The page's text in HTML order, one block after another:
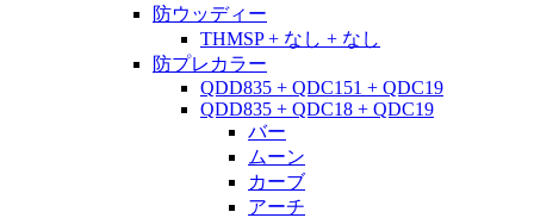
防ウッディー
THMSP + なし + なし
防プレカラー
QDD835 + QDC151 + QDC19
QDD835 + QDC18 + QDC19
バー
ムーン
カーブ
アーチ